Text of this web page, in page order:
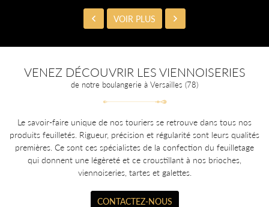
créations
Actualités
Contact
VOIR PLUS
VENEZ DÉCOUVRIR LES VIENNOISERIES
de notre boulangerie à Versailles (78)
Le savoir-faire unique de nos touriers se retrouve dans tous nos
produits feuilletés. Rigueur, précision et régularité sont leurs qualités
premières. Ce sont ces spécialistes de la confection du feuilletage
qui donnent une légèreté et ce croustillant à nos brioches,
viennoiseries, tartes et galettes.
CONTACTEZ-NOUS